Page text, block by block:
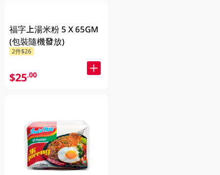
福字上湯米粉 5 X 65GM
(包裝隨機發放)
2件$26
$25.00